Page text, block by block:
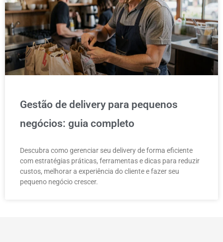
Gestão de delivery para pequenos
negócios: guia completo
Descubra como gerenciar seu delivery de forma eficiente
com estratégias práticas, ferramentas e dicas para reduzir
custos, melhorar a experiência do cliente e fazer seu
pequeno negócio crescer.